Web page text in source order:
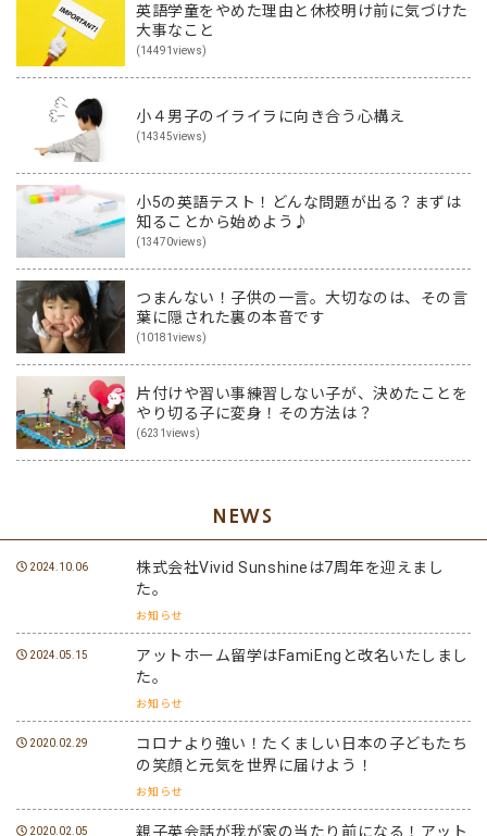
英語学童をやめた理由と休校明け前に気づけた
大事なこと
(14491views)
小４男子のイライラに向き合う心構え
(14345views)
小5の英語テスト！どんな問題が出る？まずは
知ることから始めよう♪
(13470views)
つまんない！子供の一言。大切なのは、その言
葉に隠された裏の本音です
(10181views)
片付けや習い事練習しない子が、決めたことを
やり切る子に変身！その方法は？
(6231views)
NEWS
2024.10.06
株式会社Vivid Sunshineは7周年を迎えまし
た。
お知らせ
2024.05.15
アットホーム留学はFamiEngと改名いたしまし
た。
お知らせ
2020.02.29
コロナより強い！たくましい日本の子どもたち
の笑顔と元気を世界に届けよう！
お知らせ
2020.02.05
親子英会話が我が家の当たり前になる！アット